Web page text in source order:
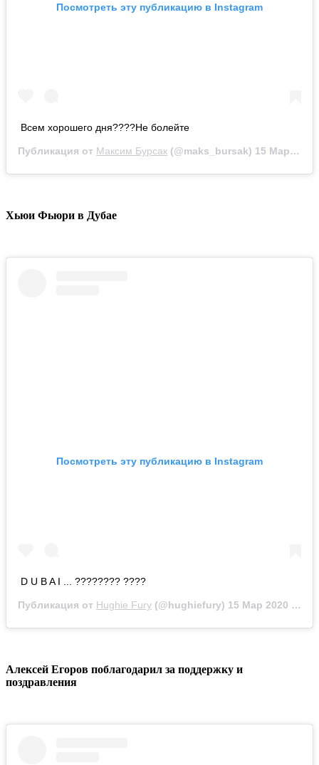
Посмотреть эту публикацию в Instagram
Всем хорошего дня????Не болейте
Публикация от Максим Бурсак (@maks_bursak) 15 Мар 2020 в 7:52 PDT
Хьюи Фьюри в Дубае
Посмотреть эту публикацию в Instagram
D U B A I ... ???????? ????
Публикация от Hughie Fury (@hughiefury) 15 Мар 2020 в 8:03 PDT
Алексей Егоров поблагодарил за поддержку и
поздравления